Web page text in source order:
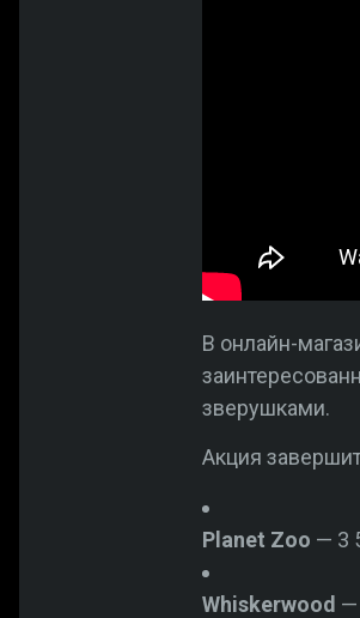
В онлайн-
зверушками.
Акция
Planet Zoo — 3
Whiskerwood —